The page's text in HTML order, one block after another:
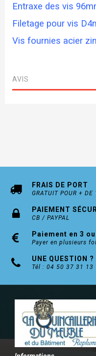
Entraxe des vis
Filetage pour vis
Vis fournies acier
AVIS
FRAIS DE PORT
GRATUIT POUR + DE
PAIEMENT
CB / PAYPAL
Paiement en 3
Payer en plusieurs
UNE QUESTION ?
Tél : 04 50 37 31 13